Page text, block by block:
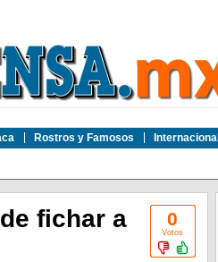
Rostros y Famosos Internacional
0
Votos
fichar a